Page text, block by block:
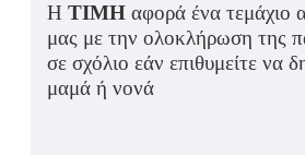
Η ΤΙΜΗ αφορά ένα τεμάχιο
μας με την ολοκλήρωση της
σε σχόλιο εάν επιθυμείτε να
μαμά ή νονά